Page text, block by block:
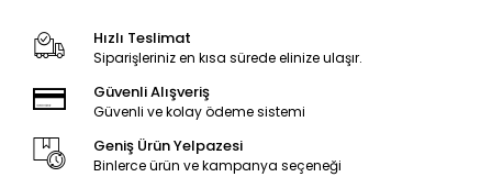
Hızlı Teslimat
Siparişleriniz en kısa sürede elinize ulaşır.
Güvenli Alışveriş
Güvenli ve kolay ödeme sistemi
Geniş Ürün Yelpazesi
Binlerce ürün ve kampanya seçeneği